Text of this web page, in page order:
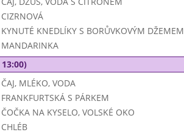
CIZRNOVÁ
KYNUTÉ KNEDLÍKY S BORŮVKOVÝM DŽEMEM
MANDARINKA
ČAJ, MLÉKO, VODA
FRANKFURTSKÁ S PÁRKEM
ČOČKA NA KYSELO, VOLSKÉ OKO
CHLÉB